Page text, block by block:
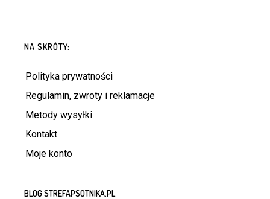
NA SKRÓTY:
Polityka prywatności
Regulamin, zwroty i reklamacje
Metody wysyłki
Kontakt
Moje konto
BLOG STREFAPSOTNIKA.PL